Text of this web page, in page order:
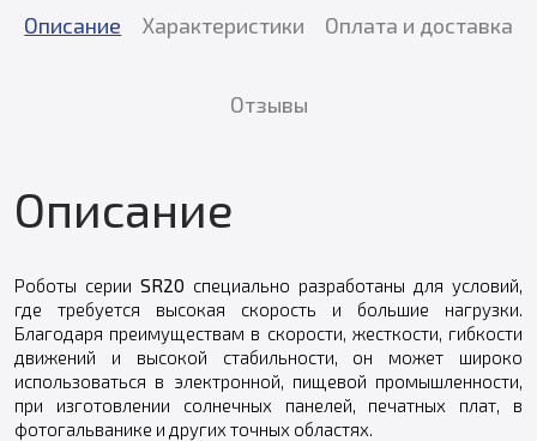
Описание Характеристики Оплата и доставка
Отзывы
Описание
Роботы серии SR20 специально разработаны для условий,
где требуется высокая скорость и большие нагрузки.
Благодаря преимуществам в скорости, жесткости, гибкости
движений и высокой стабильности, он может широко
использоваться в электронной, пищевой промышленности,
при изготовлении солнечных панелей, печатных плат, в
фотогальванике и других точных областях.